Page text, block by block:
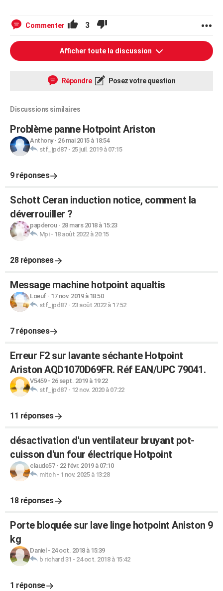
Commenter 3
Afficher toute la discussion
Répondre Posez votre question
Discussions similaires
Problème panne Hotpoint Ariston
Anthony- 26 mai 2015 à 18:54
stf_jpd87- 25 juil. 2019 à 07:15
9 réponses
Schott Ceran induction notice, comment la
déverrouiller ?
papderou- 28 mars 2018 à 15:23
Mpi- 18 août 2022 à 20:15
28 réponses
Message machine hotpoint aqualtis
Loeuf- 17 nov. 2019 à 18:50
stf_jpd87- 23 août 2022 à 17:52
7 réponses
Erreur F2 sur lavante séchante Hotpoint
Ariston AQD1070D69FR. Réf EAN/UPC 79041.
V5459- 26 sept. 2019 à 19:22
stf_jpd87- 12 nov. 2020 à 07:22
11 réponses
désactivation d'un ventilateur bruyant pot-
cuisson d'un four électrique Hotpoint
claude57- 22 févr. 2019 à 07:10
mitch- 1 nov. 2025 à 13:28
18 réponses
Porte bloquée sur lave linge hotpoint Aniston 9
kg
Daniel - 24 oct. 2018 à 15:39
b richard 31 - 24 oct. 2018 à 15:42
1 réponse